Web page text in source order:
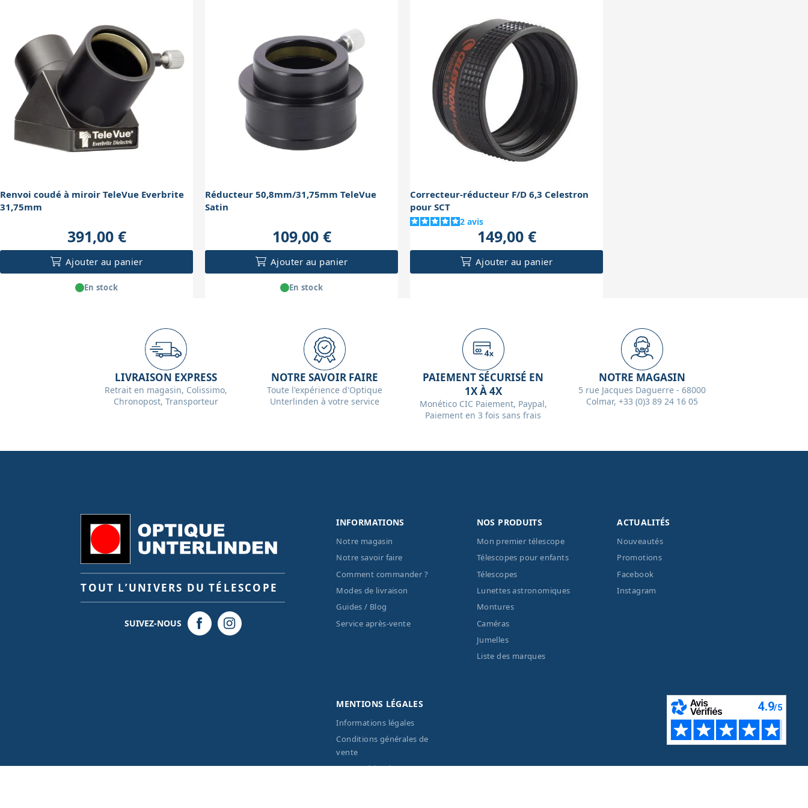
Renvoi coudé à miroir TeleVue Everbrite
31,75mm
391,00 €
Ajouter au panier
En stock
Réducteur 50,8mm/31,75mm TeleVue
Satin
109,00 €
Ajouter au panier
En stock
Correcteur-réducteur F/D 6,3 Celestron
pour SCT
2 avis
149,00 €
Ajouter au panier
LIVRAISON EXPRESS
Retrait en magasin, Colissimo,
Chronopost, Transporteur
NOTRE SAVOIR FAIRE
Toute l'expérience d'Optique
Unterlinden à votre service
PAIEMENT SÉCURISÉ EN
1X À 4X
Monético CIC Paiement, Paypal,
Paiement en 3 fois sans frais
NOTRE MAGASIN
5 rue Jacques Daguerre - 68000
Colmar, +33 (0)3 89 24 16 05
TOUT L’UNIVERS DU TÉLESCOPE
SUIVEZ-NOUS
INFORMATIONS
Notre magasin
Notre savoir faire
Comment commander ?
Modes de livraison
Guides / Blog
Service après-vente
NOS PRODUITS
Mon premier télescope
Télescopes pour enfants
Télescopes
Lunettes astronomiques
Montures
Caméras
Jumelles
Liste des marques
ACTUALITÉS
Nouveautés
Promotions
Facebook
Instagram
MENTIONS LÉGALES
Informations légales
Conditions générales de
vente
Eco-Participation